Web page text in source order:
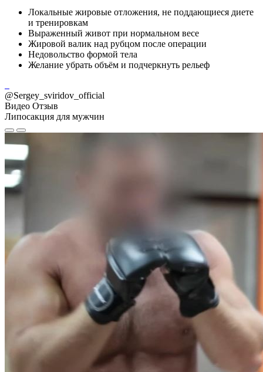
Локальные жировые отложения, не поддающиеся диете
и тренировкам
Выраженный живот при нормальном весе
Жировой валик над рубцом после операции
Недовольство формой тела
Желание убрать объём и подчеркнуть рельеф
@Sergey_sviridov_official
Видео Отзыв
Липосакция для мужчин